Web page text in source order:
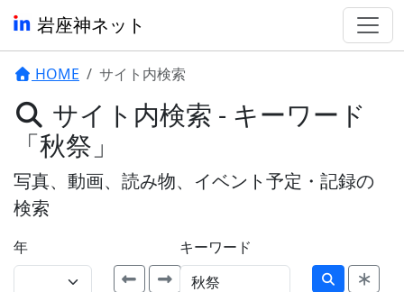
岩座神ネット
HOME サイト内検索
サイト内検索 - キーワード
「秋祭」
写真、動画、読み物、イベント予定・記録の
検索
年 キーワード